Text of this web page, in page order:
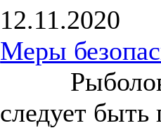
12.11.2020
Меры
Рыболову,
следует